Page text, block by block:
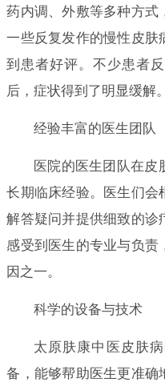
药内调、外敷等多种方式
一些反复发作的慢性皮肤
到患者好评。不少患者
后，症状得到了明显缓解。
经验丰富的医生团队
医院的医生团队在皮
长期临床经验。医生们会
解答疑问并提供细致的诊
感受到医生的专业与负
因之一。
科学的设备与技术
太原肤康中医皮肤
备，能够帮助医生更准确